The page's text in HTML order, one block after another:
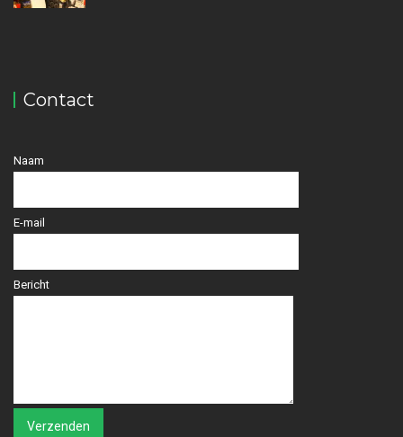
Contact
Naam
E-mail
Bericht